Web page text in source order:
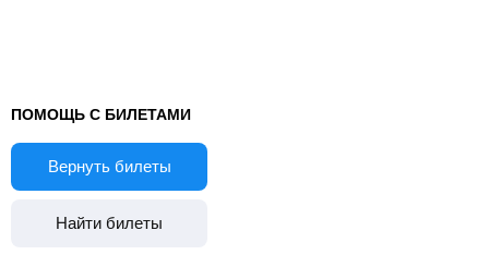
ПОМОЩЬ С БИЛЕТАМИ
Вернуть билеты
Найти билеты